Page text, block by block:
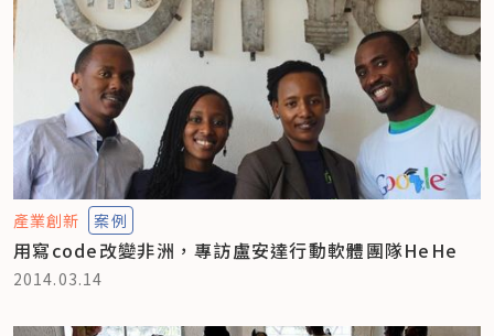
產業創新 案例
用寫code改變非洲，專訪盧安達行動軟體團隊HeHe
2014.03.14